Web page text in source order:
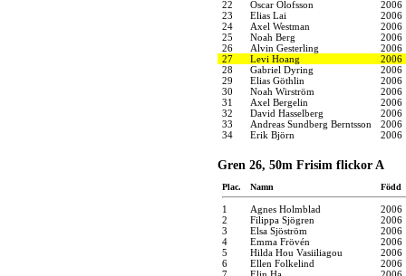
22
Oscar Olofsson
2006
23
Elias Lai
2006
24
Axel Westman
2006
25
Noah Berg
2006
26
Alvin Gesterling
2006
27
Levi Hoang
2006
28
Gabriel Dyring
2006
29
Elias Göthlin
2006
30
Noah Wirström
2006
31
Axel Bergelin
2006
32
David Hasselberg
2006
33
Andreas Sundberg Berntsson
2006
34
Erik Björn 2006
Gren 26, 50m Frisim flickor A
Plac. Namn Född
1 Agnes Holmblad
2006
2
Filippa Sjögren
2006
3
Elsa Sjöström
2006
4
Emma Frövén
2006
5
Hilda Hou Vasiiliagou
2006
6
Ellen Folkelind
2006